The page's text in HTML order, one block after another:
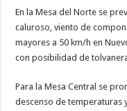
En la Mesa del Norte se
caluroso, viento de
mayores a 50 km/h en
con posibilidad de
Para la Mesa Central se
descenso de temperaturas